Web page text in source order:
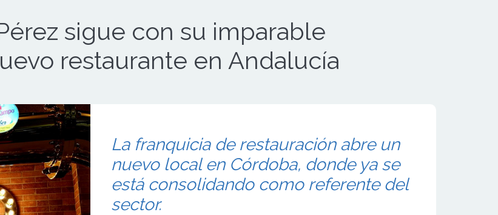
sigue con su imparable
restaurante en Andalucía
La franquicia de restauración abre un
nuevo local en Córdoba, donde ya se
está consolidando como referente del
sector.